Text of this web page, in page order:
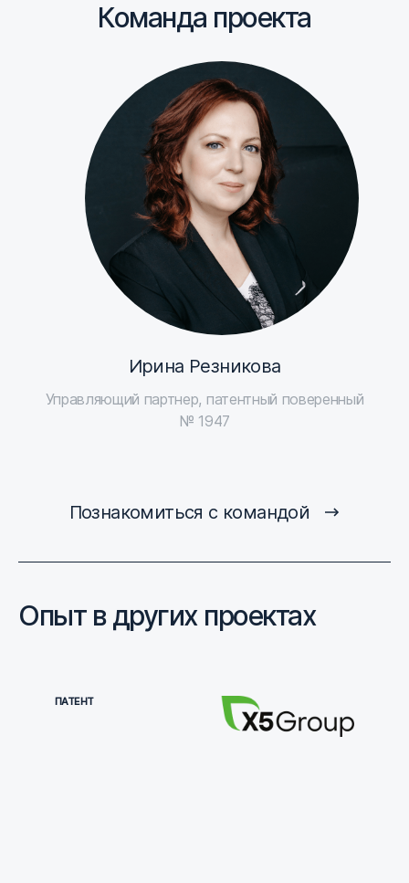
Команда проекта
Ирина Резникова
Управляющий партнер, патентный поверенный
№ 1947
Познакомиться с командой
Опыт в других проектах
ПАТЕНТ